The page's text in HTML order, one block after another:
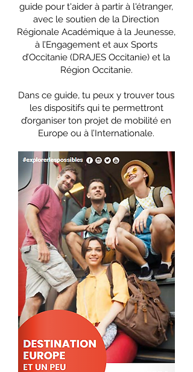
guide pour t'aider à partir à l'étranger,
avec le soutien de la Direction
Régionale Académique à la Jeunesse,
à l’Engagement et aux Sports
d’Occitanie (DRAJES Occitanie) et la
Région Occitanie.
Dans ce guide, tu peux y trouver tous
les dispositifs qui te permettront
d’organiser ton projet de mobilité en
Europe ou à l’Internationale.